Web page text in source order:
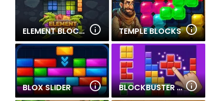
ELEMENT BLOCKS TEMPLE BLOCKS
BLOX SLIDER BLOCKBUSTER PUZZLE